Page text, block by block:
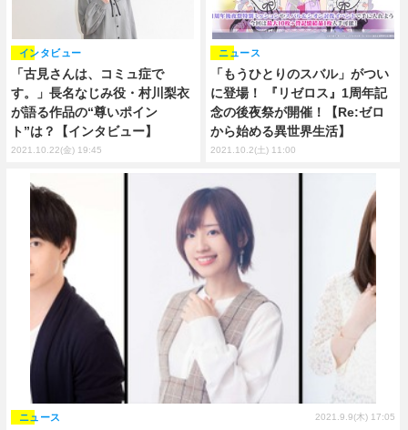
「古見さんは、コミュ症で
す。」長名なじみ役・村川梨衣
が語る作品の“尊いポイン
ト”は？【インタビュー】
インタビュー
2021.10.22(金) 19:45
「もうひとりのスバル」がつい
に登場！ 『リゼロス』1周年記
念の後夜祭が開催！【Re:ゼロ
から始める異世界生活】
ニュース
2021.10.2(土) 11:00
ニュース 2021.9.9(木) 17:05